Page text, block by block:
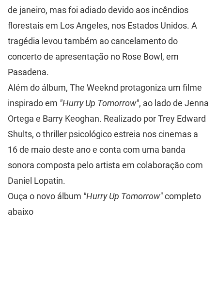
de janeiro, mas foi adiado devido aos incêndios
florestais em Los Angeles, nos Estados Unidos. A
tragédia levou também ao cancelamento do
concerto de apresentação no Rose Bowl, em
Pasadena.
Além do álbum, The Weeknd protagoniza um filme
inspirado em "Hurry Up Tomorrow", ao lado de Jenna
Ortega e Barry Keoghan. Realizado por Trey Edward
Shults, o thriller psicológico estreia nos cinemas a
16 de maio deste ano e conta com uma banda
sonora composta pelo artista em colaboração com
Daniel Lopatin.
Ouça o novo álbum "Hurry Up Tomorrow"completo
abaixo